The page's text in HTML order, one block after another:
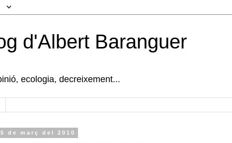
d'Albert Baranguer
ecologia, decreixement...
de març del 2010